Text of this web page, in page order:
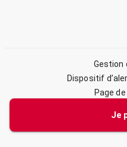
Je
Gestion
Dispositif
Page
©